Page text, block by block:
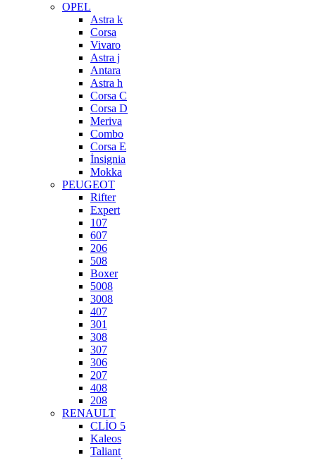
OPEL
Astra k
Corsa
Vivaro
Astra j
Antara
Astra h
Corsa C
Corsa D
Meriva
Combo
Corsa E
İnsignia
Mokka
PEUGEOT
Rifter
Expert
107
607
206
508
Boxer
5008
3008
407
301
308
307
306
207
408
208
RENAULT
CLİO 5
Kaleos
Taliant